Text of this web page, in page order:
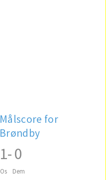
Målscore for
Brøndby
1
Os
-0
Dem